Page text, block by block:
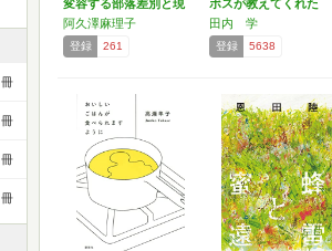
変容する部落差別と現
代の…
阿久澤麻理子
登録 261
ボスが教えてくれた
「…
田内 学
登録 5638
冊
冊
冊
冊